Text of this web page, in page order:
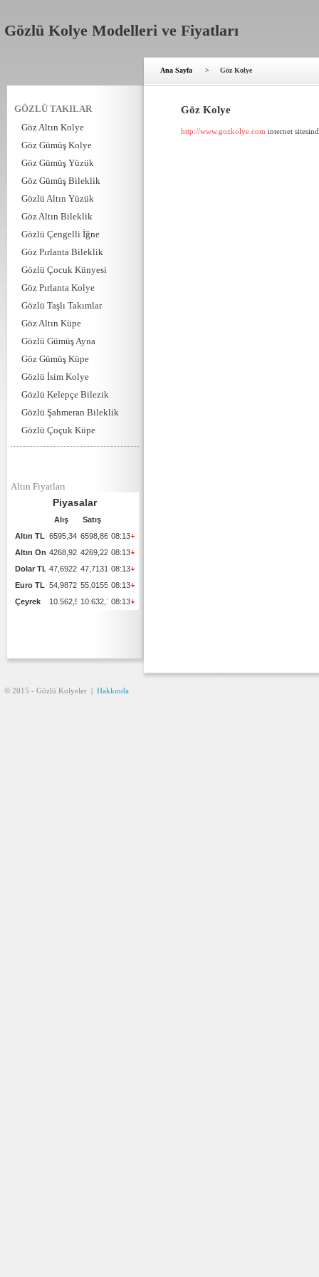
Gözlü Kolye Modelleri ve Fiyatları
Ana Sayfa > Göz Kolye
GÖZLÜ TAKILAR
Göz Altın Kolye
Göz Gümüş Kolye
Göz Gümüş Yüzük
Göz Gümüş Bileklik
Gözlü Altın Yüzük
Göz Altın Bileklik
Gözlü Çengelli İğne
Göz Pırlanta Bileklik
Gözlü Çocuk Künyesi
Göz Pırlanta Kolye
Gözlü Taşlı Takımlar
Göz Altın Küpe
Gözlü Gümüş Ayna
Göz Gümüş Küpe
Gözlü İsim Kolye
Gözlü Kelepçe Bilezik
Gözlü Şahmeran Bileklik
Gözlü Çoçuk Küpe
Altın Fiyatları
Göz Kolye
http://www.gozkolye.com internet
© 2015 - Gözlü Kolyeler | Hakkında